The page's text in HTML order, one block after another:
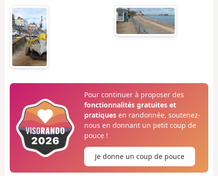
Pour continuer à proposer des
fonctionnalités gratuites et
pratiquesen randonnée, soutenez-
nous en donnant un petit coup de
pouce !
Je donne un coup de pouce